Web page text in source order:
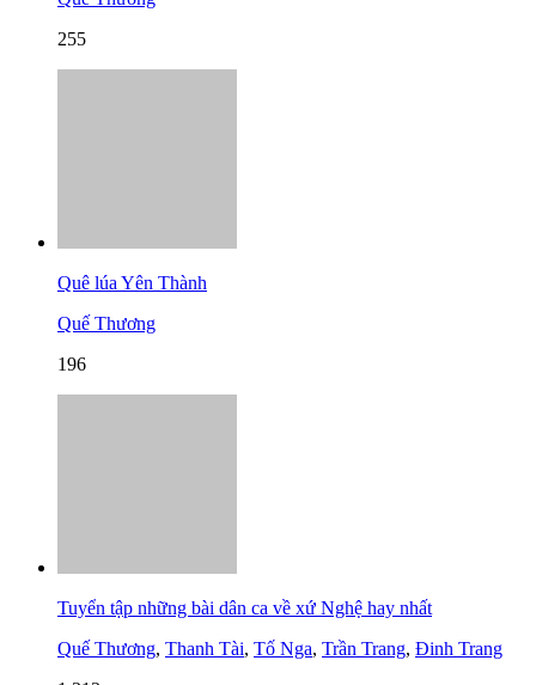
255
Quê lúa Yên Thành
Quế Thương
196
Tuyển tập những bài dân ca về xứ Nghệ hay nhất
Quế Thương, Thanh Tài, Tố Nga, Trần Trang, Đinh Trang